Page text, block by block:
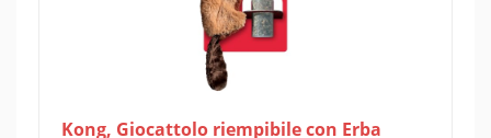
Kong, Giocattolo riempibile con Erba